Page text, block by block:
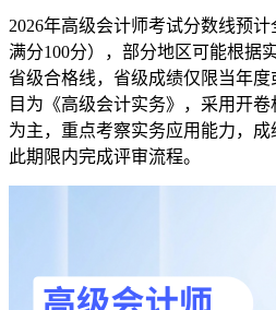
2026年高级会计师考试分数线预
满分100分），部分地区可能根据
省级合格线，省级成绩仅限当年
目为《高级会计实务》，采用开
为主，重点考察实务应用能力，
此期限内完成评审流程。